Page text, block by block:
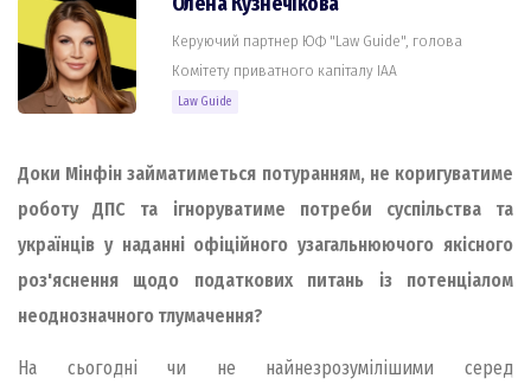
Керуючий партнер ЮФ "Law Guide", голова
Комiтету приватного капіталу IAA
Law Guide
Доки Мінфін займатиметься потуранням, не коригуватиме
роботу ДПС та ігноруватиме потреби суспільства та
українців у наданні офіційного узагальнюючого якісного
роз'яснення щодо податкових питань із потенціалом
неоднозначного тлумачення?
На сьогодні чи не найнезрозумілішими серед